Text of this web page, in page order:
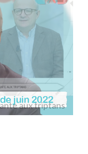
aux triptans